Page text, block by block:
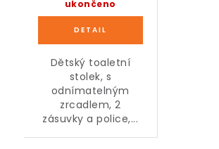
ukončeno
Dětský toaletní
stolek, s
odnímatelným
zrcadlem, 2
zásuvky a police,...